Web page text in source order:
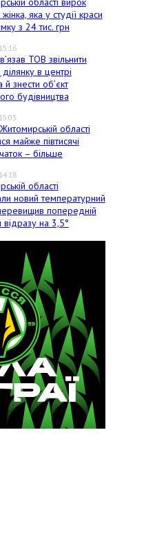
яка у студії краси
з 24 тис. грн
ТОВ звільнити
в центрі
знести об’єкт
будівництва
області
майже півтисячі
– більше
області
новий температурний
попередній
на 3,5°